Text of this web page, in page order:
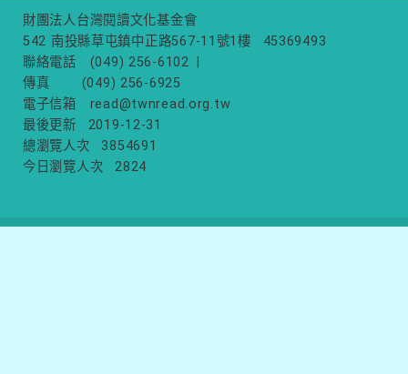
財團法人台灣閱讀文化基金會
542 南投縣草屯鎮中正路567-11號1樓
45369493
聯絡電話
(049) 256-6102
傳真
(049) 256-6925
電子信箱
read@twnread.org.tw
最後更新
2019-12-31
總瀏覽人次
3854691
今日瀏覽人次
2824